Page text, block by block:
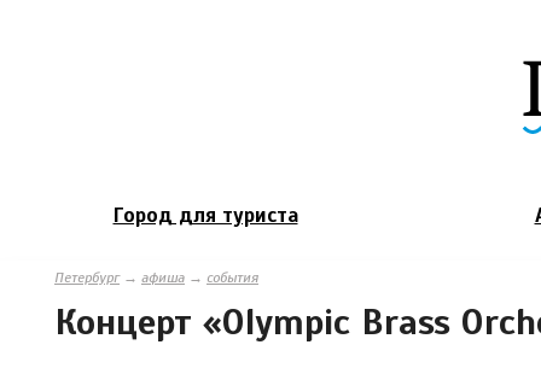
Город для туриста
Петербург→ афиша → события
Концерт «Olympic Brass